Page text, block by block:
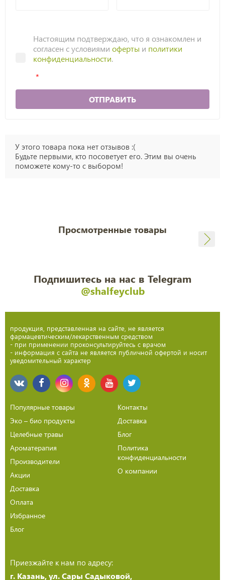
Настоящим подтверждаю, что я ознакомлен и
согласен с условиями оферты и политики
конфиденциальности.
ОТПРАВИТЬ
У этого товара пока нет отзывов :(
Будьте первыми, кто посоветует его. Этим вы очень
поможете кому-то с выбором!
Просмотренные товары
Подпишитесь на нас в Telegram
@shalfeyclub
продукция, представленная на сайте, не является
фармацевтическим/лекарственным средством
- при применении проконсультируйтесь с врачом
- информация с сайта не является публичной офертой и носит
уведомительный характер
Популярные товары
Эко – био продукты
Целебные травы
Ароматерапия
Производители
Акции
Доставка
Оплата
Избранное
Блог
Контакты
Доставка
Блог
Политика
конфиденциальности
О компании
Приезжайте к нам по адресу:
г. Казань, ул. Сары Садыковой,